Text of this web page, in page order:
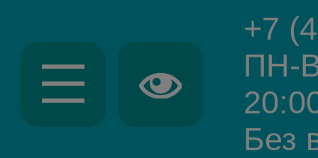
+7
ПН-
Без